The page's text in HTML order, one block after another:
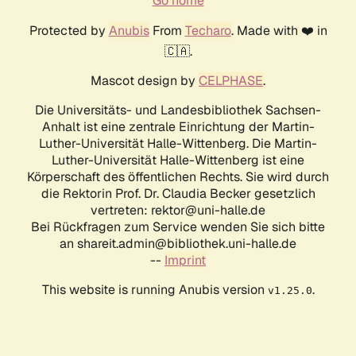
Protected by AnubisFrom Techaro. Made with ❤️ in
🇨🇦.
Mascot design by CELPHASE.
Die Universitäts- und Landesbibliothek Sachsen-
Anhalt ist eine zentrale Einrichtung der Martin-
Luther-Universität Halle-Wittenberg. Die Martin-
Luther-Universität Halle-Wittenberg ist eine
Körperschaft des öffentlichen Rechts. Sie wird durch
die Rektorin Prof. Dr. Claudia Becker gesetzlich
vertreten: rektor@uni-halle.de
Bei Rückfragen zum Service wenden Sie sich bitte
an shareit.admin@bibliothek.uni-halle.de
-- Imprint
This website is running Anubis version v1.25.0.